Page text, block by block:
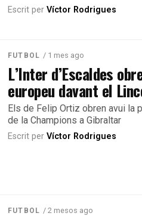
Escrit perVíctor Rodrigues
FUTBOL / 1 mes ago
L’Inter d’Escaldes
europeu davant el
Els de Felip Ortiz obren avui la
de la Champions a Gibraltar
Escrit perVíctor Rodrigues
FUTBOL / 2 mesos ago